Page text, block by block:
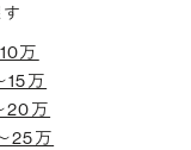
万
15万
20万
25万